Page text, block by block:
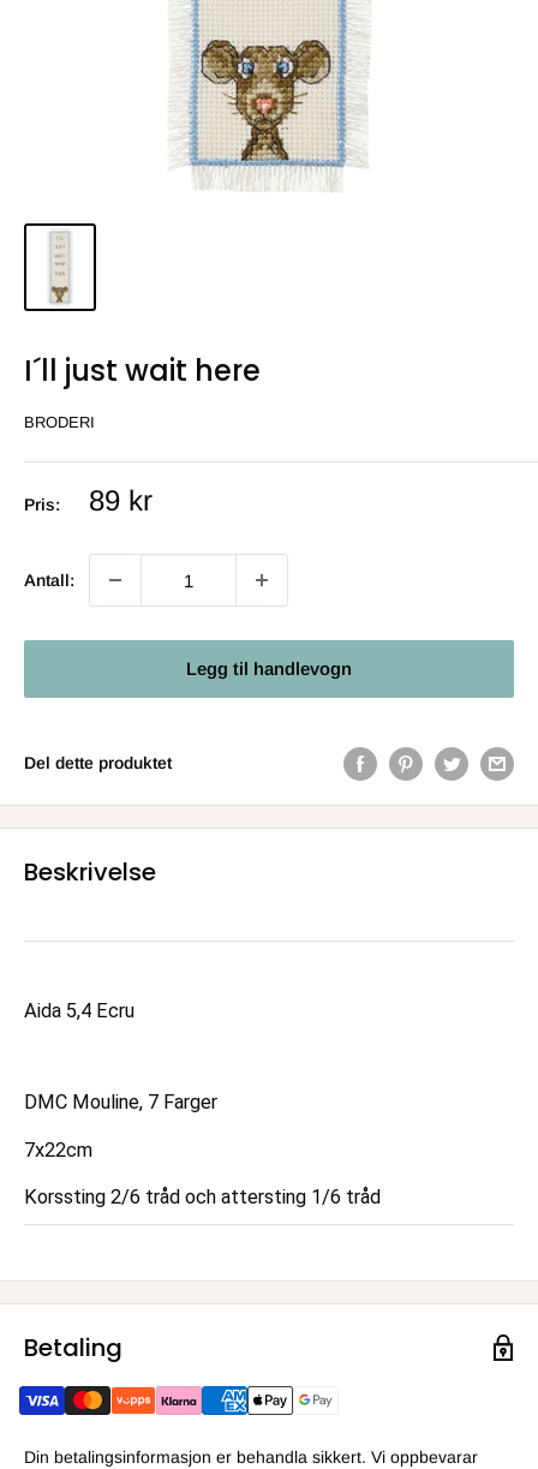
I´ll just wait here
BRODERI
Pris:
Salgs
89 kr
Antall:
Legg til handlevogn
Del dette produktet
Beskrivelse
Aida 5,4 Ecru
DMC Mouline, 7 Farger
7x22cm
Korssting 2/6 tråd och attersting 1/6 tråd
Betaling
Din betalingsinformasjon er behandla sikkert. Vi oppbevarar